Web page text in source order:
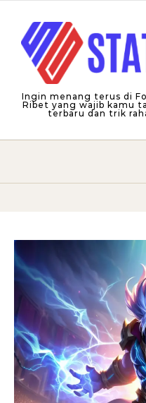
Ingin menang terus di
Ribet yang wajib kamu
terbaru dan trik